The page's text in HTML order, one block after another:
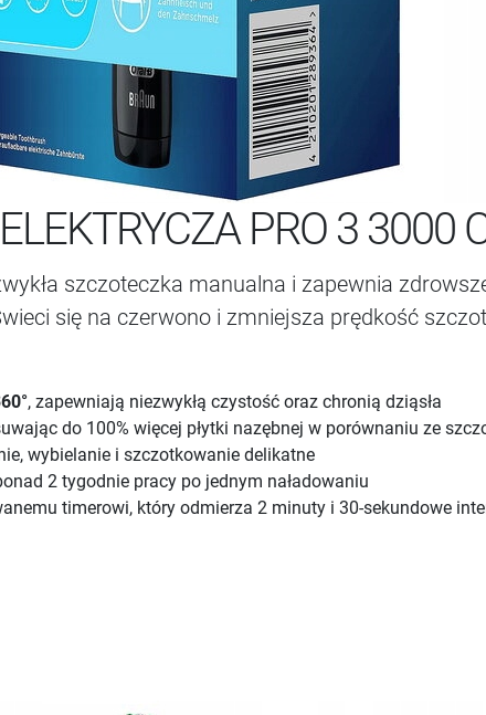
PRO 3 3000
szczoteczka manualna i zapewnia
się na czerwono i zmniejsza prędkość
, zapewniają niezwykłą czystość oraz chronią dziąsła
do 100% więcej płytki nazębnej w porównaniu ze
wybielanie i szczotkowanie delikatne
2 tygodnie pracy po jednym naładowaniu
timerowi, który odmierza 2 minuty i 30-sekundowe